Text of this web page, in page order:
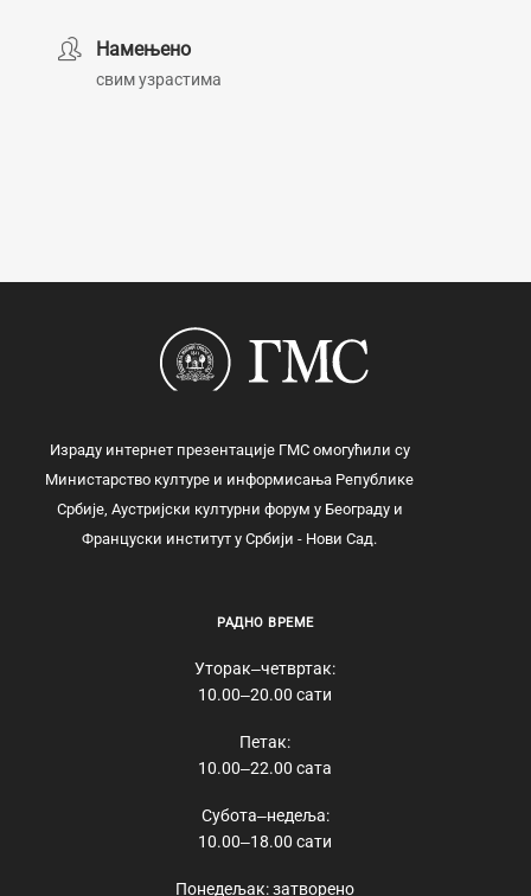
Намењено
свим узрастима
Израду интернет презентације ГМС омогућили су
Министарство културе и информисања Републике
Србије, Аустријски културни форум у Београду и
Француски институт у Србији - Нови Сад.
РАДНО ВРЕМЕ
Уторак‒четвртак:
10.00‒20.00 сати
Петак:
10.00‒22.00 сата
Субота‒недеља:
10.00‒18.00 сати
Понедељак: затворено